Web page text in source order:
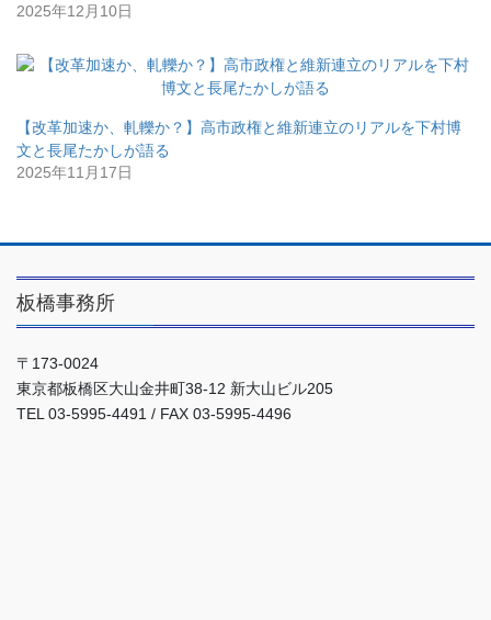
2025年12月10日
【改革加速か、軋轢か？】高市政権と維新連立のリアルを下村博
文と長尾たかしが語る
2025年11月17日
板橋事務所
〒173-0024
東京都板橋区大山金井町38-12 新大山ビル205
TEL 03-5995-4491 / FAX 03-5995-4496